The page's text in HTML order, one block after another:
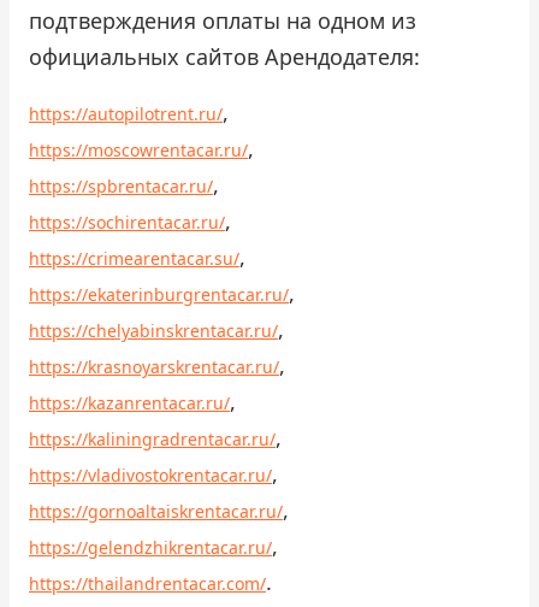
подтверждения оплаты на одном из
официальных сайтов Арендодателя:
https://autopilotrent.ru/,
https://moscowrentacar.ru/,
https://spbrentacar.ru/,
https://sochirentacar.ru/,
https://crimearentacar.su/,
https://ekaterinburgrentacar.ru/,
https://chelyabinskrentacar.ru/,
https://krasnoyarskrentacar.ru/,
https://kazanrentacar.ru/,
https://kaliningradrentacar.ru/,
https://vladivostokrentacar.ru/,
https://gornoaltaiskrentacar.ru/,
https://gelendzhikrentacar.ru/,
https://thailandrentacar.com/.